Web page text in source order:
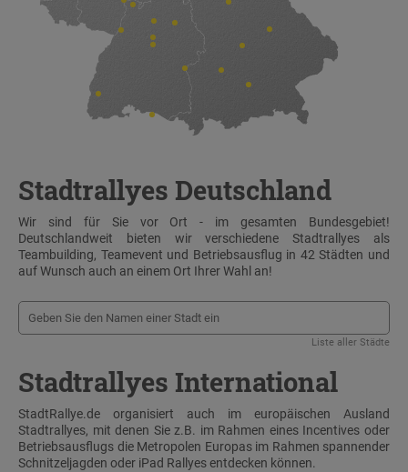
Stadtrallyes Deutschland
Wir sind für Sie vor Ort - im gesamten Bundesgebiet!
Deutschlandweit bieten wir verschiedene Stadtrallyes als
Teambuilding, Teamevent und Betriebsausflug in 42 Städten und
auf Wunsch auch an einem Ort Ihrer Wahl an!
Liste aller Städte
Stadtrallyes International
StadtRallye.de organisiert auch im europäischen Ausland
Stadtrallyes, mit denen Sie z.B. im Rahmen eines Incentives oder
Betriebsausflugs die Metropolen Europas im Rahmen spannender
Schnitzeljagden oder iPad Rallyes entdecken können.